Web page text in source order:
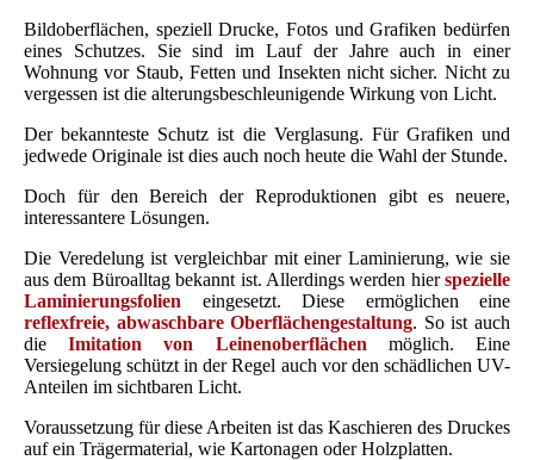
Bildoberflächen, speziell Drucke, Fotos und Grafiken bedürfen
eines Schutzes. Sie sind im Lauf der Jahre auch in einer
Wohnung vor Staub, Fetten und Insekten nicht sicher. Nicht zu
vergessen ist die alterungsbeschleunigende Wirkung von Licht.
Der bekannteste Schutz ist die Verglasung. Für Grafiken und
jedwede Originale ist dies auch noch heute die Wahl der Stunde.
Doch für den Bereich der Reproduktionen gibt es neuere,
interessantere Lösungen.
Die Veredelung ist vergleichbar mit einer Laminierung, wie sie
aus dem Büroalltag bekannt ist. Allerdings werden hierspezielle
Laminierungsfolien eingesetzt. Diese ermöglichen eine
reflexfreie, abwaschbare Oberflächengestaltung. So ist auch
dieImitation von Leinenoberflächen
möglich. Eine
Versiegelung schützt in der Regel auch vor den schädlichen UV-
Anteilen im sichtbaren Licht.
Voraussetzung für diese Arbeiten ist das Kaschieren des Druckes
auf ein Trägermaterial, wie Kartonagen oder Holzplatten.